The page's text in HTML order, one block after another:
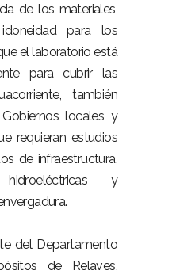
de los materiales,
para los
el laboratorio está
para cubrir las
también
locales y
requieran estudios
de infraestructura,
y
del Departamento
de Relaves,